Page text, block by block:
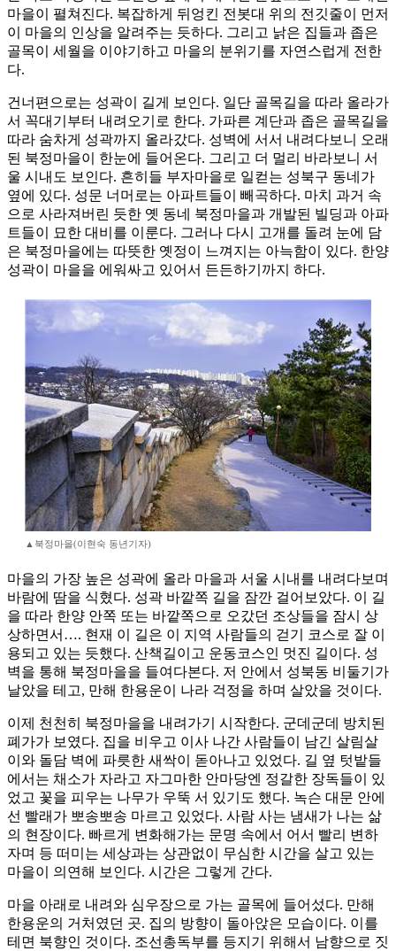
마을이 펼쳐진다. 복잡하게 뒤엉킨 전봇대 위의 전깃줄이 먼저
이 마을의 인상을 알려주는 듯하다. 그리고 낡은 집들과 좁은
골목이 세월을 이야기하고 마을의 분위기를 자연스럽게 전한
다.
건너편으로는 성곽이 길게 보인다. 일단 골목길을 따라 올라가
서 꼭대기부터 내려오기로 한다. 가파른 계단과 좁은 골목길을
따라 숨차게 성곽까지 올라갔다. 성벽에 서서 내려다보니 오래
된 북정마을이 한눈에 들어온다. 그리고 더 멀리 바라보니 서
울 시내도 보인다. 흔히들 부자마을로 일컫는 성북구 동네가
옆에 있다. 성문 너머로는 아파트들이 빼곡하다. 마치 과거 속
으로 사라져버린 듯한 옛 동네 북정마을과 개발된 빌딩과 아파
트들이 묘한 대비를 이룬다. 그러나 다시 고개를 돌려 눈에 담
은 북정마을에는 따뜻한 옛정이 느껴지는 아늑함이 있다. 한양
성곽이 마을을 에워싸고 있어서 든든하기까지 하다.
▲북정마을(이현숙 동년기자)
마을의 가장 높은 성곽에 올라 마을과 서울 시내를 내려다보며
바람에 땀을 식혔다. 성곽 바깥쪽 길을 잠깐 걸어보았다. 이 길
을 따라 한양 안쪽 또는 바깥쪽으로 오갔던 조상들을 잠시 상
상하면서…. 현재 이 길은 이 지역 사람들의 걷기 코스로 잘 이
용되고 있는 듯했다. 산책길이고 운동코스인 멋진 길이다. 성
벽을 통해 북정마을을 들여다본다. 저 안에서 성북동 비둘기가
날았을 테고, 만해 한용운이 나라 걱정을 하며 살았을 것이다.
이제 천천히 북정마을을 내려가기 시작한다. 군데군데 방치된
폐가가 보였다. 집을 비우고 이사 나간 사람들이 남긴 살림살
이와 돌담 벽에 파릇한 새싹이 돋아나고 있었다. 길 옆 텃밭들
에서는 채소가 자라고 자그마한 안마당엔 정갈한 장독들이 있
었고 꽃을 피우는 나무가 우뚝 서 있기도 했다. 녹슨 대문 안에
선 빨래가 뽀송뽀송 마르고 있었다. 사람 사는 냄새가 나는 삶
의 현장이다. 빠르게 변화해가는 문명 속에서 어서 빨리 변하
자며 등 떠미는 세상과는 상관없이 무심한 시간을 살고 있는
마을이 의연해 보인다. 시간은 그렇게 간다.
마을 아래로 내려와 심우장으로 가는 골목에 들어섰다. 만해
한용운의 거처였던 곳. 집의 방향이 돌아앉은 모습이다. 이를
테면 북향인 것이다. 조선총독부를 등지기 위해서 남향으로 짓